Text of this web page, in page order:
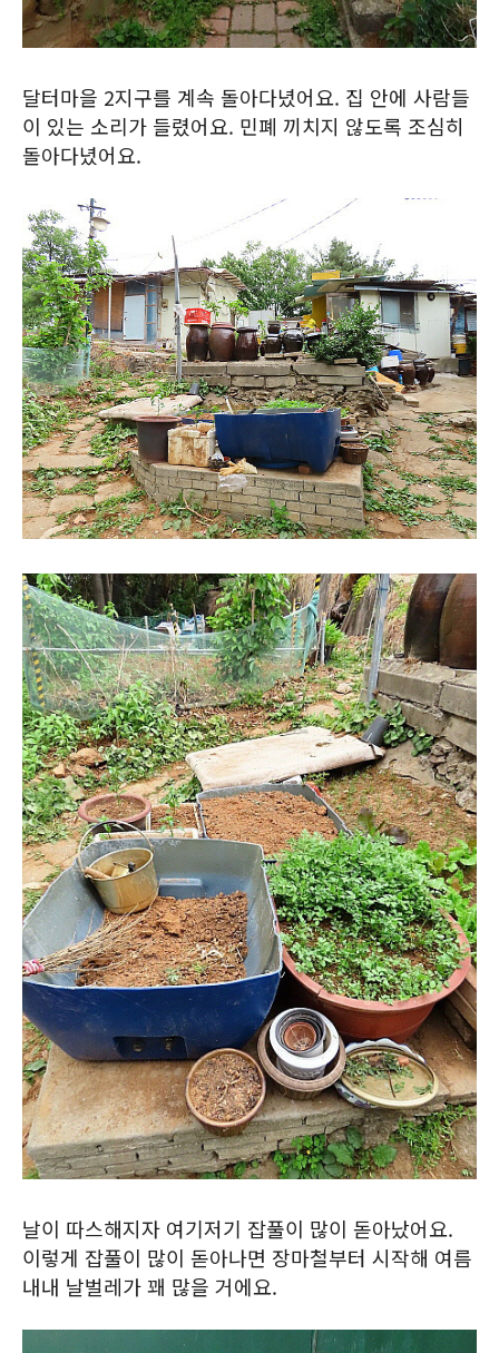
달터마을 2지구를 계속 돌아다녔어요. 집 안에 사람들
이 있는 소리가 들렸어요. 민폐 끼치지 않도록 조심히
돌아다녔어요.
날이 따스해지자 여기저기 잡풀이 많이 돋아났어요.
이렇게 잡풀이 많이 돋아나면 장마철부터 시작해 여름
내내 날벌레가 꽤 많을 거에요.